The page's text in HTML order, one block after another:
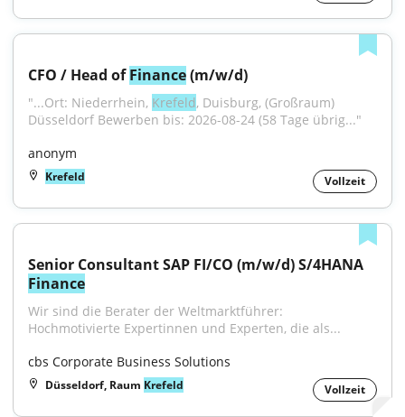
CFO / Head of Finance (m/w/d)
"...Ort: Niederrhein, Krefeld, Duisburg, (Großraum)
Düsseldorf Bewerben bis: 2026-08-24 (58 Tage übrig..."
anonym
Krefeld Vollzeit
Finance
Wir sind die Berater der Weltmarktführer:
Hochmotivierte Expertinnen und Experten, die als...
cbs Corporate Business Solutions
Düsseldorf, Raum Krefeld Vollzeit